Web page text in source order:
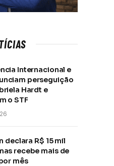
Internacional e
perseguição
Hardt e
o STF
declara R$ 15 mil
recebe mais de
mês